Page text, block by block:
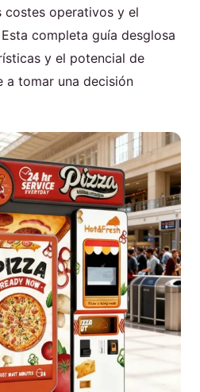
costes operativos y el
completa guía desglosa
y el potencial de
a tomar una decisión